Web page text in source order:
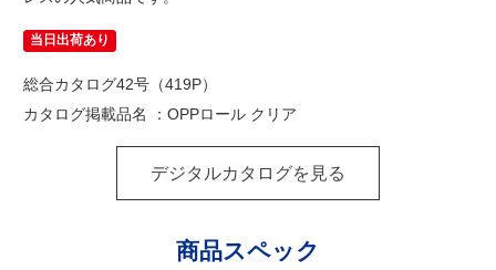
当日出荷あり
総合カタログ42号（419P）
カタログ掲載品名 ：OPPロール クリア
デジタルカタログを見る
商品スペック